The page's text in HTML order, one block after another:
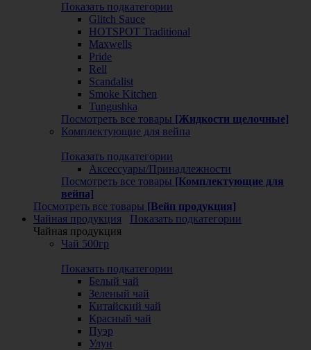
Показать подкатегории
Glitch Sauce
HOTSPOT Traditional
Maxwells
Pride
Rell
Scandalist
Smoke Kitchen
Tungushka
Посмотреть все товары [Жидкости щелочные]
Комплектующие для вейпа
Показать подкатегории
Аксессуары/Принадлежности
Посмотреть все товары [Комплектующие для
вейпа]
Посмотреть все товары [Вейп продукция]
Чайная продукция
Показать подкатегории
Чайная продукция
Чай 500гр
Показать подкатегории
Белый чай
Зеленый чай
Китайский чай
Красный чай
Пуэр
Улун